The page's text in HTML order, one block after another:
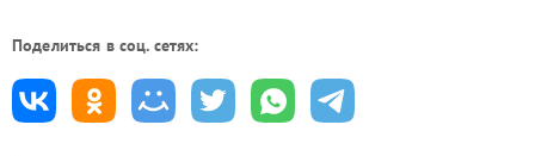
Поделиться в соц. сетях: